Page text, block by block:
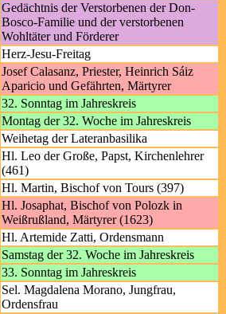
Gedächtnis der Verstorbenen der Don-
Bosco-Familie und der verstorbenen
Wohltäter und Förderer
Herz-Jesu-Freitag
Josef Calasanz, Priester, Heinrich Sáiz
Aparicio und Gefährten, Märtyrer
32. Sonntag im Jahreskreis
Montag der 32. Woche im Jahreskreis
Weihetag der Lateranbasilika
Hl. Leo der Große, Papst, Kirchenlehrer
(461)
Hl. Martin, Bischof von Tours (397)
Hl. Josaphat, Bischof von Polozk in
Weißrußland, Märtyrer (1623)
Hl. Artemide Zatti, Ordensmann
Samstag der 32. Woche im Jahreskreis
33. Sonntag im Jahreskreis
Sel. Magdalena Morano, Jungfrau,
Ordensfrau